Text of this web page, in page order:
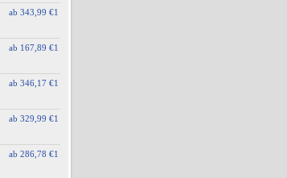
ab 343,99 €1
ab 167,89 €1
ab 346,17 €1
ab 329,99 €1
ab 286,78 €1